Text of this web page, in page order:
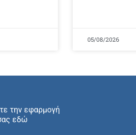
05/08/2026
την εφαρμογή
εδώ